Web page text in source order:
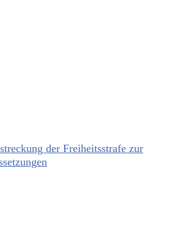
der Freiheitsstrafe zur